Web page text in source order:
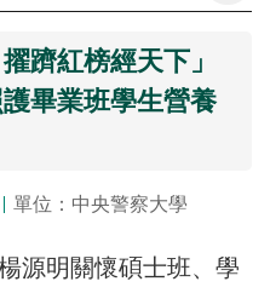
躋紅榜經天下」
畢業班學生營養
單位：中央警察大學
源明關懷碩士班、學